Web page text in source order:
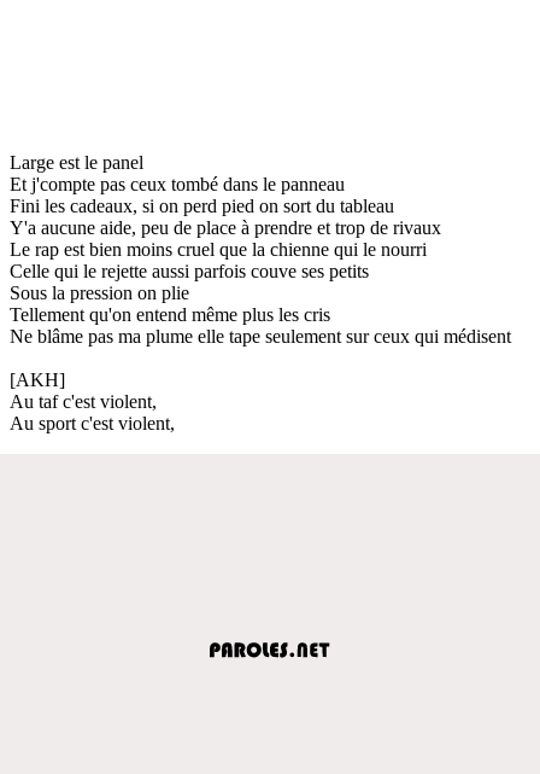
Large est le panel
Et j'compte pas ceux tombé dans le panneau
Fini les cadeaux, si on perd pied on sort du tableau
Y'a aucune aide, peu de place à prendre et trop de rivaux
Le rap est bien moins cruel que la chienne qui le nourri
Celle qui le rejette aussi parfois couve ses petits
Sous la pression on plie
Tellement qu'on entend même plus les cris
Ne blâme pas ma plume elle tape seulement sur ceux qui médisent
[AKH]
Au taf c'est violent,
Au sport c'est violent,